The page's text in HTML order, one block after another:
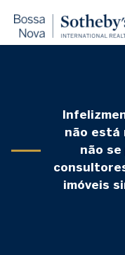
não está
não se
imóveis